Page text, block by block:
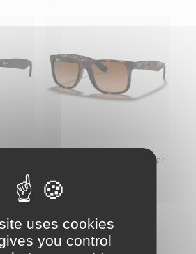
Prix
Ray Ban Justin Rubber
119,85 €
uses cookies
you control